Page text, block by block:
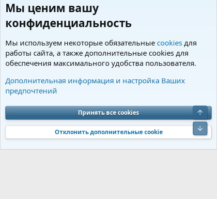
Персональные странички форумчан
Cookies Charm by DCom
Обратная связь
Условия и правила
Политика конфиденциальности
Помощь
S
S
Community platform by XenForo® © 2010-2026 XenForo Ltd. Перевод от
Jumuro®|Media embeds via s9e/MediaSites
Мы ценим вашу
конфиденциальность
Мы используем некоторые обязательные cookies для
работы сайта, а также дополнительные cookies для
обеспечения максимального удобства пользователя.
Дополнительная информация и настройка Ваших
предпочтений
Принять все cookies
Отклонить дополнительные cookie
Верх
Низ